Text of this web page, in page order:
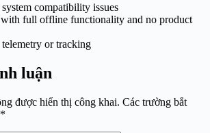
compatibility issues
full offline functionality and no product
or tracking
luận
được hiển thị công khai. Các trường bắt
*